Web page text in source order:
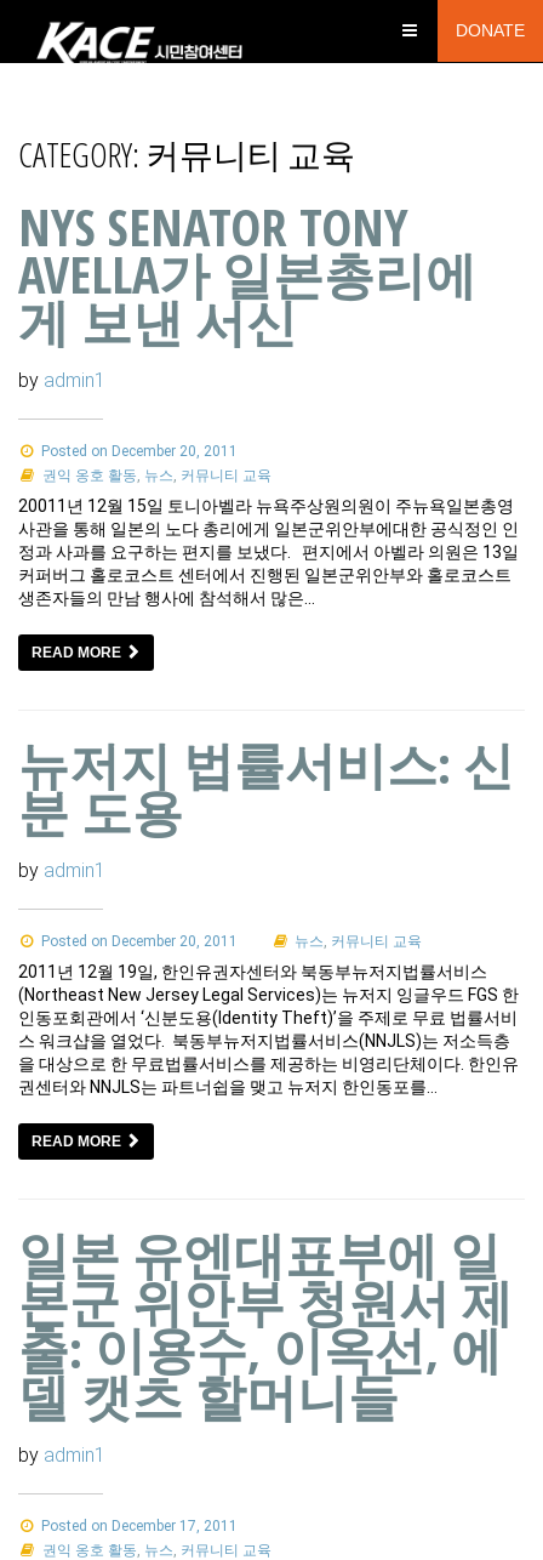
DONATE
CATEGORY: 커뮤니티 교육
NYS SENATOR TONY
AVELLA가 일본총리에
게 보낸 서신
by admin1
Posted on December 20, 2011
권익 옹호 활동 뉴스 커뮤니티 교육
20011년 12월 15일 토니아벨라 뉴욕주상원의원이 주뉴욕일본총영
사관을 통해 일본의 노다 총리에게 일본군위안부에대한 공식정인 인
정과 사과를 요구하는 편지를 보냈다. 편지에서 아벨라 의원은 13일
커퍼버그 홀로코스트 센터에서 진행된 일본군위안부와 홀로코스트
생존자들의 만남 행사에 참석해서 많은…
READ MORE
뉴저지 법률서비스: 신
분 도용
by admin1
Posted on December 20, 2011 뉴스, 커뮤니티 교육
2011년 12월 19일, 한인유권자센터와 북동부뉴저지법률서비스
(Northeast New Jersey Legal Services)는 뉴저지 잉글우드 FGS 한
인동포회관에서 ‘신분도용(Identity Theft)’을 주제로 무료 법률서비
스 워크샵을 열었다. 북동부뉴저지법률서비스(NNJLS)는 저소득층
을 대상으로 한 무료법률서비스를 제공하는 비영리단체이다. 한인유
권센터와 NNJLS는 파트너쉽을 맺고 뉴저지 한인동포를…
READ MORE
일본 유엔대표부에 일
본군 위안부 청원서 제
출: 이용수, 이옥선, 에
델 캣츠 할머니들
by admin1
Posted on December 17, 2011
권익 옹호 활동 뉴스 커뮤니티 교육